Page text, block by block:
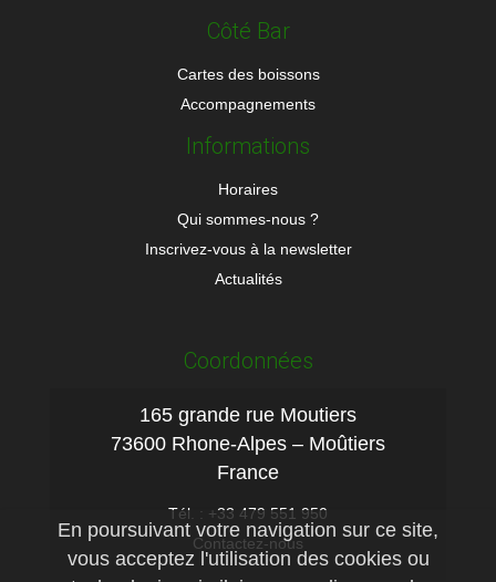
Côté Bar
Cartes des boissons
Accompagnements
Informations
Horaires
Qui sommes-nous ?
Inscrivez-vous à la newsletter
Actualités
Coordonnées
165 grande rue Moutiers
73600 Rhone-Alpes – Moûtiers
France
Tél. : +33 479 551 950
Contactez-nous
En poursuivant votre navigation sur ce site,
vous acceptez l'utilisation des cookies ou